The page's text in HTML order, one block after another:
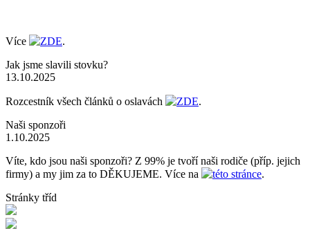
Více ZDE.
Jak jsme slavili stovku?
13.10.2025
Rozcestník všech článků o oslavách ZDE.
Naši sponzoři
1.10.2025
Víte, kdo jsou naši sponzoři? Z 99% je tvoří naši rodiče (příp. jejich
firmy) a my jim za to DĚKUJEME. Více na
této stránce.
Stránky tříd